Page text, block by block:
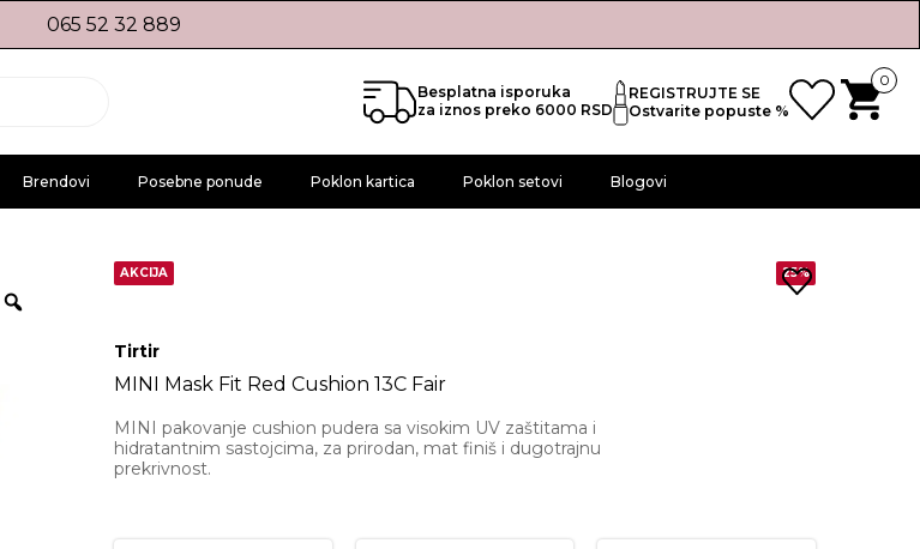
065 52 32 889
Besplatna isporuka
za iznos preko 6000 RSD
REGISTRUJTE SE
Ostvarite popuste %
0
Brendovi Posebne ponude Poklon kartica Poklon setovi Blogovi
AKCIJA 25%
Tirtir
MINI Mask Fit Red Cushion 13C Fair
MINI pakovanje cushion pudera sa visokim UV zaštitama i
hidratantnim sastojcima, za prirodan, mat finiš i dugotrajnu
prekrivnost.